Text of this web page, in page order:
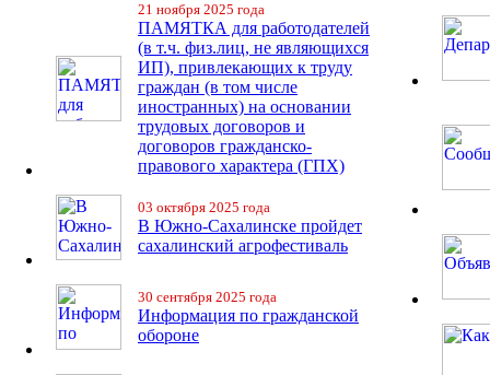
21 ноября 2025 года
ПАМЯТКА для работодателей
(в т.ч. физ.лиц, не являющихся
ИП), привлекающих к труду
граждан (в том числе
иностранных) на основании
трудовых договоров и
договоров гражданско-
правового характера (ГПХ)
03 октября 2025 года
В Южно-Сахалинске пройдет
сахалинский агрофестиваль
30 сентября 2025 года
Информация по гражданской
обороне